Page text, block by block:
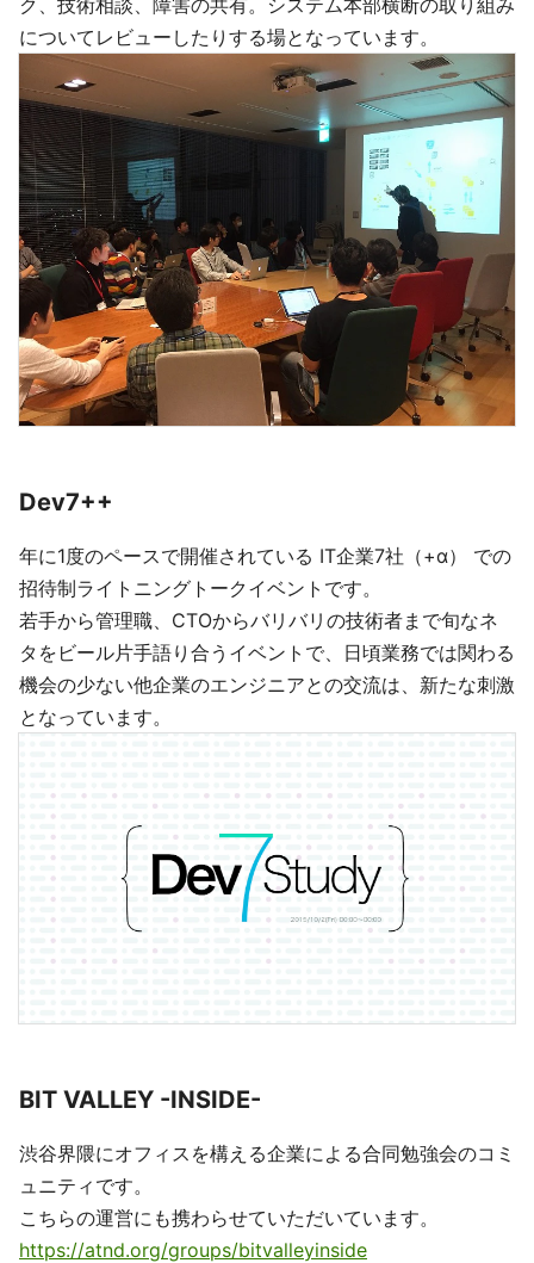
についてレビューしたりする場となっています。
Dev7++
年に1度のペースで開催されている IT企業7社（+α） での
招待制ライトニングトークイベントです。
若手から管理職、CTOからバリバリの技術者まで旬なネ
タをビール片手語り合うイベントで、日頃業務では関わる
機会の少ない他企業のエンジニアとの交流は、新たな刺激
となっています。
BIT VALLEY -INSIDE-
渋谷界隈にオフィスを構える企業による合同勉強会のコミ
ュニティです。
こちらの運営にも携わらせていただいています。
https://atnd.org/groups/bitvalleyinside